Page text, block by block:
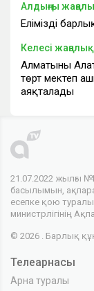
Алдыңғы
Еліміздің
Келесі жаңалық
Алматының
төрт мектеп
аяқталады
21.07.2022 жылғы
басылымын,
есепке қою туралы
министрлігінің
© 2026 . Барлық
Телеарнасы
Арна туралы